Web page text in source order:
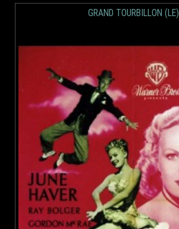
GRAND TOURBILLON (LE)